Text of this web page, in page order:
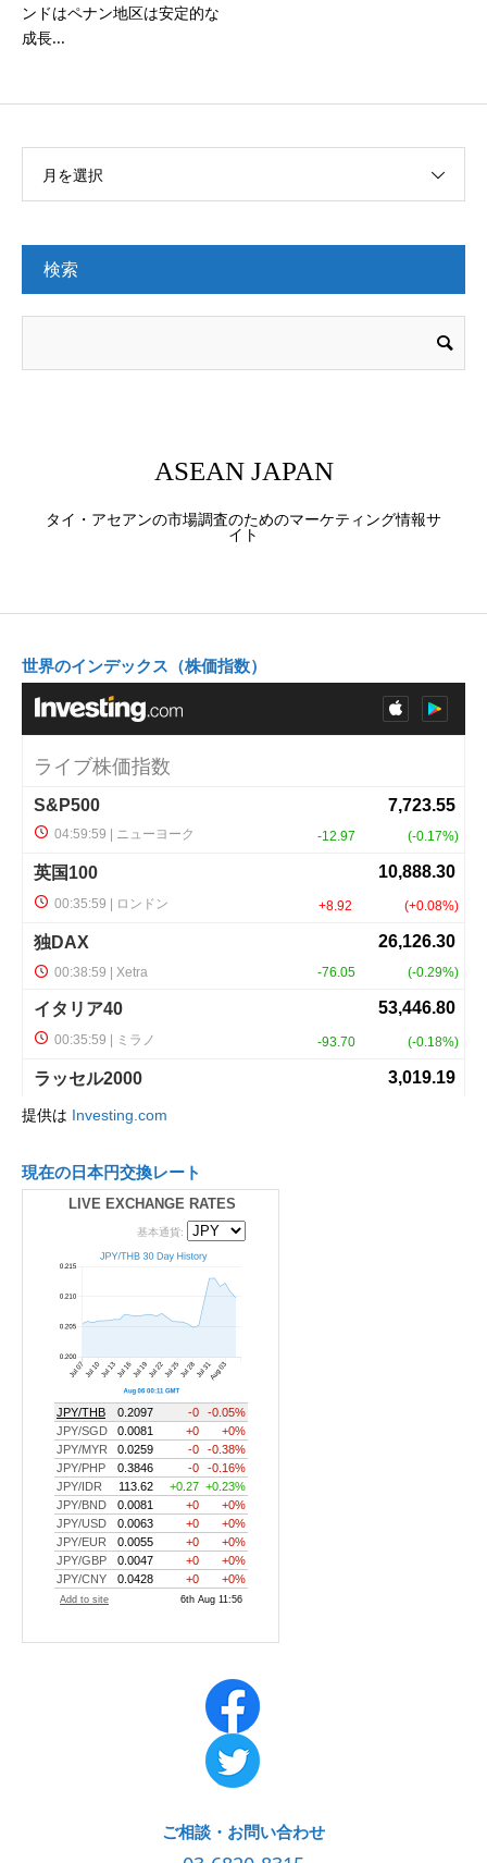
ンドはペナン地区は安定的な
成長...
月を選択
検索
ASEAN JAPAN
タイ・アセアンの市場調査のためのマーケティング情報サ
イト
世界のインデックス（株価指数）
提供は Investing.com
現在の日本円交換レート
LIVE EXCHANGE RATES
ご相談・お問い合わせ